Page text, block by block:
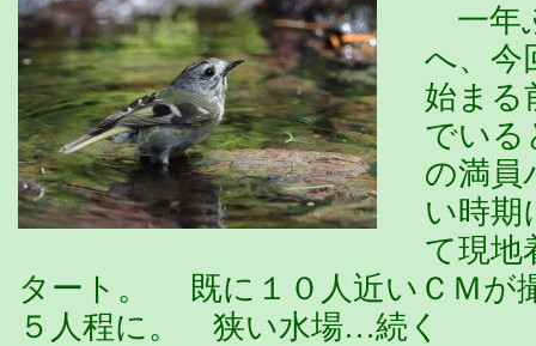
一年
へ、今
始まる
でいる
の満員
い時
て現地
タート。 既に１０人近いＣＭが
５人程に。 狭い水場…続く